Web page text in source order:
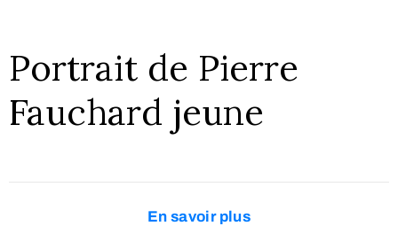
Portrait de Pierre
Fauchard jeune
En savoir plus